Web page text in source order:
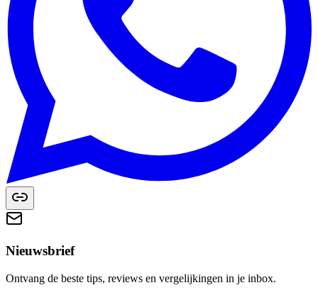
Nieuwsbrief
Ontvang de beste tips, reviews en vergelijkingen in je inbox.